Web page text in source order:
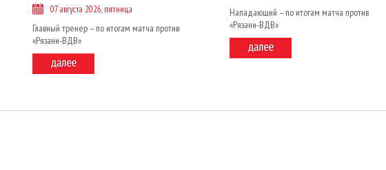
07 августа 2026, пятница
Главный тренер – по итогам матча против
«Рязани-ВДВ»
Нападающий – по итогам матча против
«Рязани-ВДВ»